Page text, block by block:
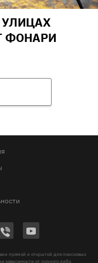
УЛИЦАХ
ФОНАРИ
прямой и открытой для поисковых
зависимости от полного либо